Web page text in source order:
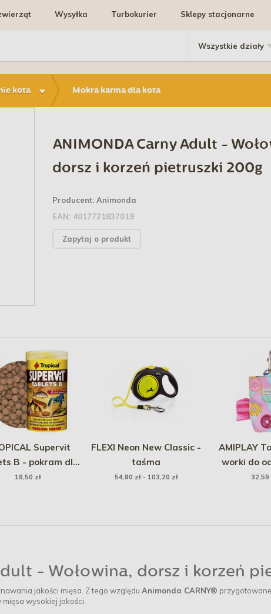
Wysyłka Turbokurier Sklepy stacjonarne
kota Mokra karma dla kota
ANIMONDA Carny Adult -
dorsz i korzeń pietruszki 200g
Producent:Animonda
EAN: 4017721837019
Zapytaj o produkt
Supervit
B - pokram dla
strefy dennej
18,50 zł
FLEXI Neon New Classic -
taśma
54,80 zł - 103,20 zł
AMIPLAY
worki do
BeHappy
32,59
- Wołowina, dorsz i korzeń
jakości mięsa. Z tego względu Animonda CARNY®
wysokiej jakości.